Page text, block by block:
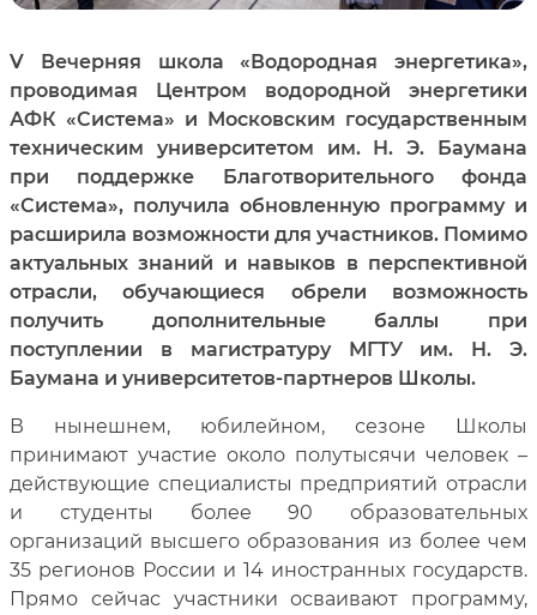
V
Вечерняя школа «Водородная энергетика»,
проводимая Центром водородной энергетики
АФК «Система» и Московским государственным
техническим университетом им. Н. Э. Баумана
при поддержке Благотворительного фонда
«Система», получила обновленную программу и
расширила возможности для участников. Помимо
актуальных знаний и навыков в перспективной
отрасли, обучающиеся обрели возможность
получить дополнительные баллы при
поступлении в магистратуру МГТУ им. Н. Э.
Баумана и университетов-партнеров Школы.
В нынешнем, юбилейном, сезоне Школы
принимают участие около полутысячи человек –
действующие специалисты предприятий отрасли
и студенты более 90 образовательных
организаций высшего образования из более чем
35 регионов России и 14 иностранных государств.
Прямо сейчас участники осваивают программу,